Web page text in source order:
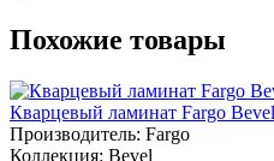
Похожие товары
Кварцевый ламинат Fargo
Производитель: Fargo
Коллекция: Bevel